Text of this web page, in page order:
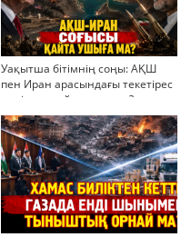
Уақытша бітімнің соңы: АҚШ
пен Иран арасындағы текетірес
неліктен қайта ушықты?